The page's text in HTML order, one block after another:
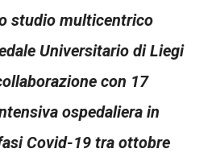
studio multicentrico
Universitario di Liegi
con 17
ospedaliera in
Covid-19 tra ottobre